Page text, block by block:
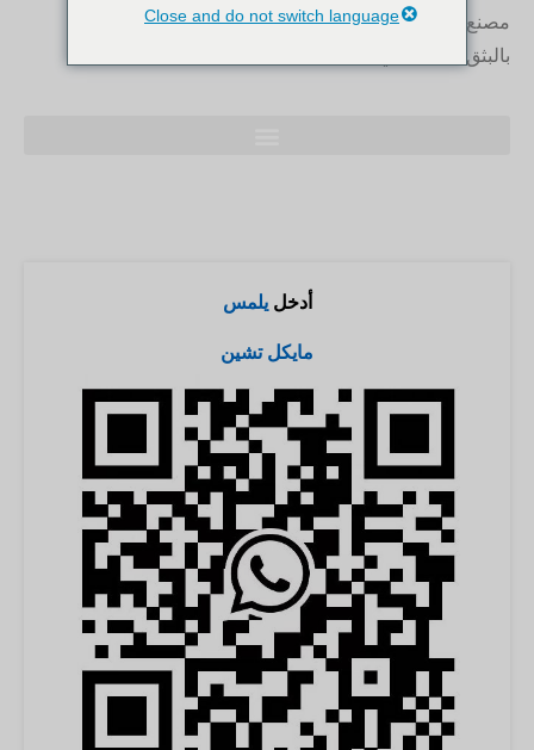
مصنع عالي التقنية مكرس لتطوير وتصنيع معدات التشكيل
بالبثق البلاستيكي
أدخل يلمس
مايكل تشين
Close and do not switch language